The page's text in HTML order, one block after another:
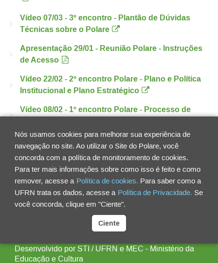
Nós usamos cookies para melhorar sua experiência de
navegação no site. Ao utilizar o Site do Polare, você
concorda com a política de monitoramento de cookies.
Para ter mais informações sobre como isso é feito e como
remover, acesse a Política de cookies. Para saber como a
UFRN trata os dados, acesse a Política de Privacidade. Se
você concorda, clique em "Ciente".
Ciente
Vídeo 07/03 - 3º encontro - Plantão de Dúvidas
Técnicas sobre o Polare
Apresentação 29/01 - Reunião Polare - Instruções
de Acesso
Vídeo 22/02 - 2º encontro Polare - Plano e Política
Institucional e Plano Estratégico
Vídeo 08/02 - 1º encontro Polare - Processo de
Vídeo 29/01 - Reunião Polare - Instruções de
Acesso
POLARE - Sistema Eletrônico do Programa de
Desenvolvido por STI / UFRN e MEC - Ministério da
Educação e Cultura